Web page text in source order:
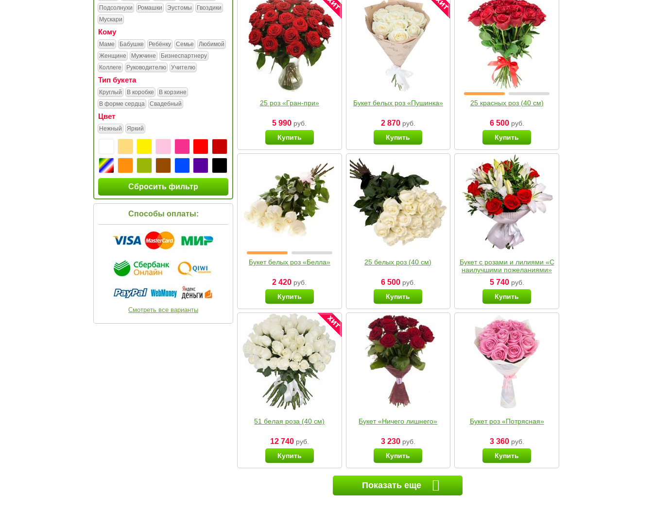
Подсолнухи
Ромашки Эустомы
Гвоздики
Мускари
Кому
Маме Бабушке Ребёнку Семье
Любимой
Женщине
Мужчине
Бизнеспартнеру
Коллеге
Руководителю Учителю
Тип букета
Круглый В коробке
В корзине
В форме сердца
Свадебный
Цвет
Нежный Яркий
Сбросить фильтр
Способы оплаты:
Смотреть все варианты
25 роз «Гран-при»
5 990 руб.
Купить
Букет белых роз «Пушинка»
2 870руб.
Купить
25 красных роз (40 см)
6 500руб.
Купить
Букет белых роз «Белла»
2 420 руб.
Купить
25 белых роз (40 см)
6 500руб.
Купить
Букет с розами и лилиями «С
наилучшими пожеланиями»
5 740руб.
Купить
51 белая роза (40 см)
12 740руб.
Купить
Букет «Ничего лишнего»
3 230руб.
Купить
Букет роз «Потрясная»
3 360руб.
Купить
Показать еще